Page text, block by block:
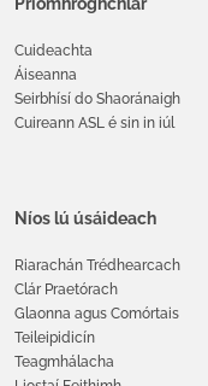
Cuideachta
Áiseanna
Seirbhísí do Shaoránaigh
Cuireann ASL é sin in iúl
Níos lú úsáideach
Riarachán Trédhearcach
Clár Praetórach
Glaonna agus Comórtais
Teileipidicín
Teagmhálacha